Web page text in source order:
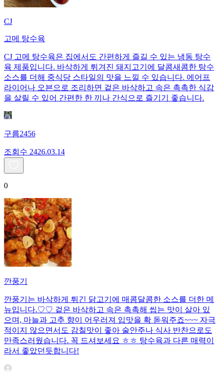
CJ
고메 탕수육
CJ 고메 탕수육은 집에서도 간편하게 즐길 수 있는 냉동 탕수
육 제품입니다. 바삭하게 튀겨진 돼지고기에 달콤새콤한 탕수
소스를 더해 중식당 스타일의 맛을 느낄 수 있습니다. 에어프
라이어나 오븐으로 조리하면 겉은 바삭하고 속은 촉촉한 식감
을 살릴 수 있어 간편한 한 끼나 간식으로 즐기기 좋습니다.
구름2456
조회수 2426.03.14
0
깐풍기
깐풍기는 바삭하게 튀긴 닭고기에 매콤달콤한 소스를 더한 메
뉴입니다.♡♡ 겉은 바삭하고 속은 촉촉해 씹는 맛이 살아 있
으며, 마늘과 고추 향이 어우러져 입맛을 확 돋워주죠~~~ 자극
적이지 않으면서도 감칠맛이 좋아 술안주나 식사 반찬으로도
만족스러웠습니다. 꼭 드셔보세요 ㅎㅎ 탕수육과 다른 매력이
라서 좋았던듯합니다!